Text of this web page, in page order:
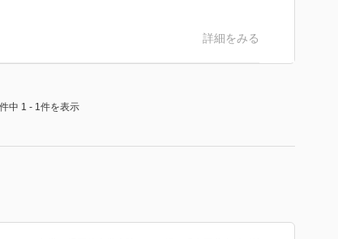
詳細をみる
中 1 - 1件を表示